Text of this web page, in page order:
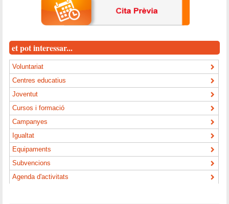
et pot interessar...
Voluntariat
Centres educatius
Joventut
Cursos i formació
Campanyes
Igualtat
Equipaments
Subvencions
Agenda d'activitats